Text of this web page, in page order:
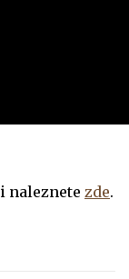
naleznete zde.